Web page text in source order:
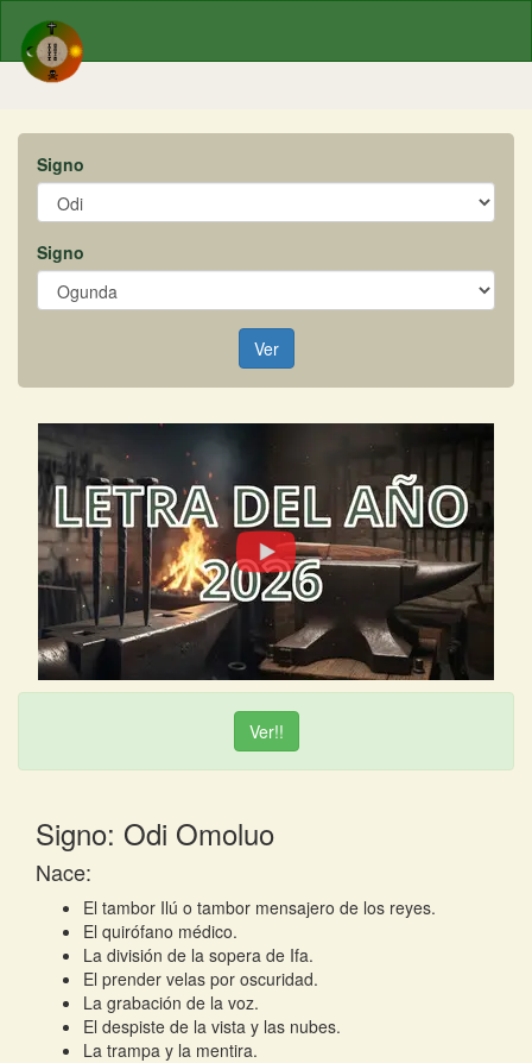
Signo
Signo
Ver
Ver!!
Signo: Odi Omoluo
Nace:
El tambor Ilú o tambor mensajero de los reyes.
El quirófano médico.
La división de la sopera de Ifa.
El prender velas por oscuridad.
La grabación de la voz.
El despiste de la vista y las nubes.
La trampa y la mentira.